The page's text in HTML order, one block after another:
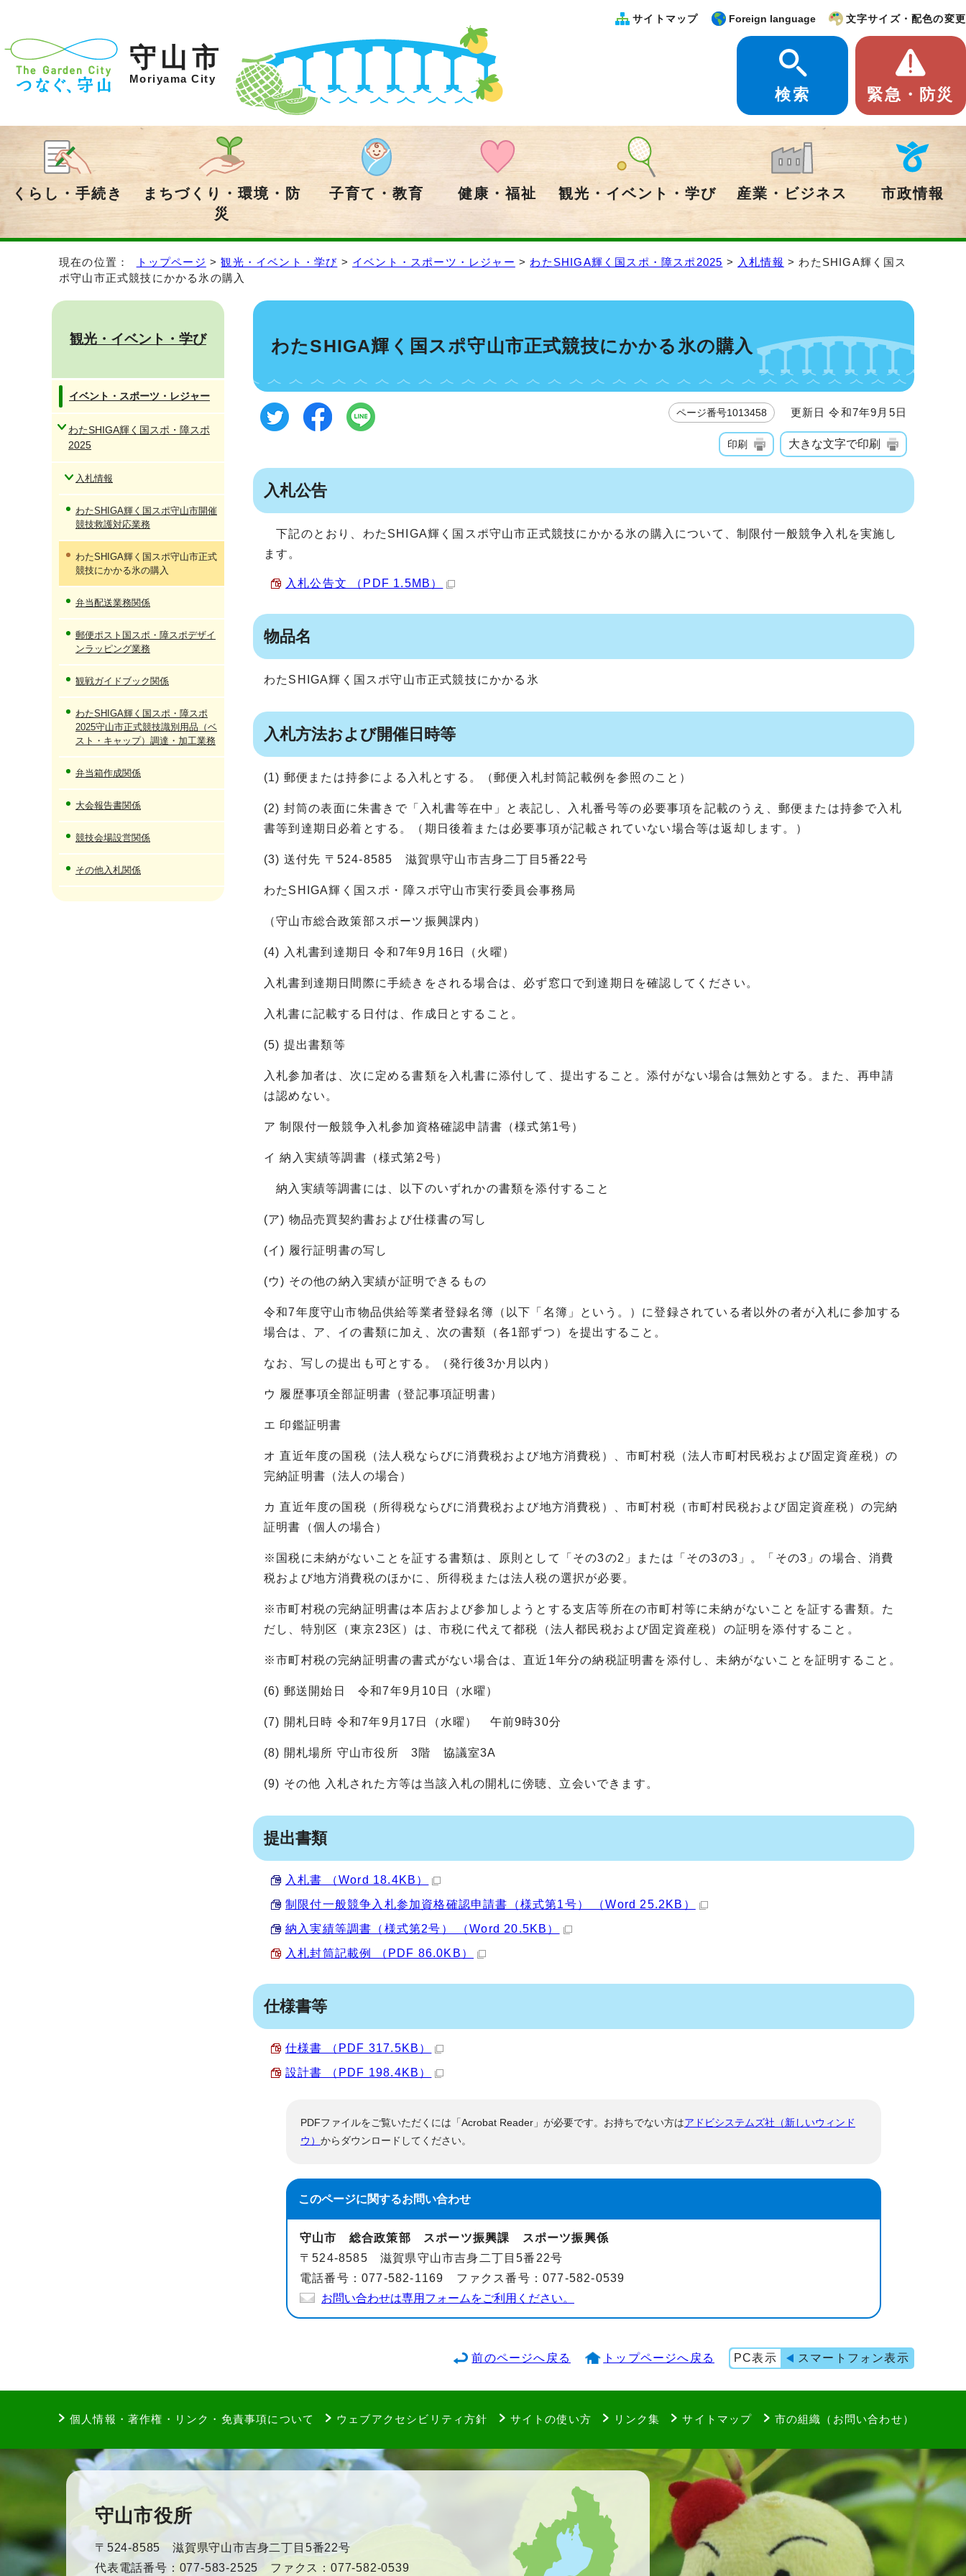
守山市
Moriyama City
サイトマップ Foreign language 文字サイズ・配色の変更
検索 緊急・防災
くらし・手続き
まちづくり・環境・防
災
子育て・教育 健康・福祉 観光・イベント・学び 産業・ビジネス 市政情報
現在の位置： トップページ >観光・イベント・学び > イベント・スポーツ・レジャー > わたSHIGA輝く国スポ・障スポ2025 > 入札情報 > わたSHIGA輝く国ス
ポ守山市正式競技にかかる氷の購入
わたSHIGA輝く国スポ守山市正式競技にかかる氷の購入
ページ番号1013458 更新日 令和7年9月5日
印刷 大きな文字で印刷
入札公告
下記のとおり、わたSHIGA輝く国スポ守山市正式競技にかかる氷の購入について、制限付一般競争入札を実施し
ます。
入札公告文 （PDF 1.5MB）
物品名
わたSHIGA輝く国スポ守山市正式競技にかかる氷
入札方法および開催日時等
(1) 郵便または持参による入札とする。（郵便入札封筒記載例を参照のこと）
(2) 封筒の表面に朱書きで「入札書等在中」と表記し、入札番号等の必要事項を記載のうえ、郵便または持参で入札
書等到達期日必着とする。（期日後着または必要事項が記載されていない場合等は返却します。）
(3) 送付先 〒524-8585 滋賀県守山市吉身二丁目5番22号
わたSHIGA輝く国スポ・障スポ守山市実行委員会事務局
（守山市総合政策部スポーツ振興課内）
(4) 入札書到達期日 令和7年9月16日（火曜）
入札書到達期日間際に手続きをされる場合は、必ず窓口で到達期日を確認してください。
入札書に記載する日付は、作成日とすること。
(5) 提出書類等
入札参加者は、次に定める書類を入札書に添付して、提出すること。添付がない場合は無効とする。また、再申請
は認めない。
ア 制限付一般競争入札参加資格確認申請書（様式第1号）
イ 納入実績等調書（様式第2号）
納入実績等調書には、以下のいずれかの書類を添付すること
(ア) 物品売買契約書および仕様書の写し
(イ) 履行証明書の写し
(ウ) その他の納入実績が証明できるもの
令和7年度守山市物品供給等業者登録名簿（以下「名簿」という。）に登録されている者以外の者が入札に参加する
場合は、ア、イの書類に加え、次の書類（各1部ずつ）を提出すること。
なお、写しの提出も可とする。（発行後3か月以内）
ウ 履歴事項全部証明書（登記事項証明書）
エ 印鑑証明書
オ 直近年度の国税（法人税ならびに消費税および地方消費税）、市町村税（法人市町村民税および固定資産税）の
完納証明書（法人の場合）
カ 直近年度の国税（所得税ならびに消費税および地方消費税）、市町村税（市町村民税および固定資産税）の完納
証明書（個人の場合）
※国税に未納がないことを証する書類は、原則として「その3の2」または「その3の3」。「その3」の場合、消費
税および地方消費税のほかに、所得税または法人税の選択が必要。
※市町村税の完納証明書は本店および参加しようとする支店等所在の市町村等に未納がないことを証する書類。た
だし、特別区（東京23区）は、市税に代えて都税（法人都民税および固定資産税）の証明を添付すること。
※市町村税の完納証明書の書式がない場合は、直近1年分の納税証明書を添付し、未納がないことを証明すること。
(6) 郵送開始日 令和7年9月10日（水曜）
(7) 開札日時 令和7年9月17日（水曜） 午前9時30分
(8) 開札場所 守山市役所 3階 協議室3A
(9) その他 入札された方等は当該入札の開札に傍聴、立会いできます。
提出書類
入札書 （Word 18.4KB）
制限付一般競争入札参加資格確認申請書（様式第1号） （Word 25.2KB）
納入実績等調書（様式第2号） （Word 20.5KB）
入札封筒記載例 （PDF 86.0KB）
仕様書等
仕様書 （PDF 317.5KB）
設計書 （PDF 198.4KB）
PDFファイルをご覧いただくには「Acrobat Reader」が必要です。お持ちでない方はアドビシステムズ社（新しいウィンド
ウ） からダウンロードしてください。
このページに関するお問い合わせ
守山市 総合政策部 スポーツ振興課 スポーツ振興係
〒524-8585 滋賀県守山市吉身二丁目5番22号
電話番号：077-582-1169 ファクス番号：077-582-0539
お問い合わせは専用フォームをご利用ください。
観光・イベント・学び
イベント・スポーツ・レジャー
わたSHIGA輝く国スポ・障スポ
2025
入札情報
わたSHIGA輝く国スポ守山市開催
競技救護対応業務
わたSHIGA輝く国スポ守山市正式
競技にかかる氷の購入
弁当配送業務関係
郵便ポスト国スポ・障スポデザイ
ンラッピング業務
観戦ガイドブック関係
わたSHIGA輝く国スポ・障スポ
2025守山市正式競技識別用品（ベ
スト・キャップ）調達・加工業務
弁当箱作成関係
大会報告書関係
競技会場設営関係
その他入札関係
前のページへ戻る トップページへ戻る PC表示 スマートフォン表示
個人情報・著作権・リンク・免責事項について ウェブアクセシビリティ方針 サイトの使い方 リンク集 サイトマップ 市の組織（お問い合わせ）
守山市役所
〒524-8585 滋賀県守山市吉身二丁目5番22号
代表電話番号：077-583-2525 ファクス：077-582-0539